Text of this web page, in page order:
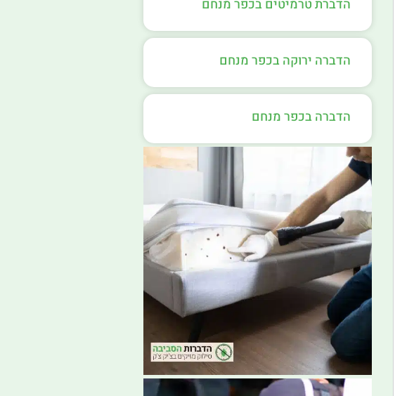
הדברת טרמיטים בכפר מנחם
הדברה ירוקה בכפר מנחם
הדברה בכפר מנחם